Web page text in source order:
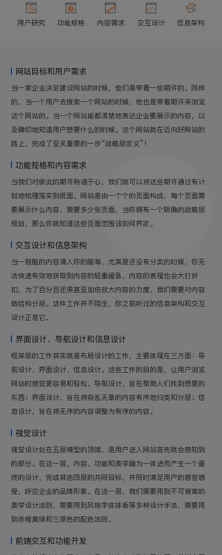
用户研究 功能规格 内容需求 交互设计 信息架构
网站目标和用户需求
当一家企业决定建设网站的时候，他们是带着一些期许的。同样
的，当一个用户去搜索一个网站的时候，他也是带着期许来浏览
这个网站的。当一个网站能都清楚地表达企业要展示的内容，以
及确切地知道用户想要什么的时候。这个网站就在迈向好网站的
路上，完成了至关重要的一步“战略层定义”！
功能规格和内容需求
当我们对彼此的期许熟谙于心，我们就可以将这些期许通过有计
划地梳理落实到纸面。网站是由一个个的页面构成，每个页面需
要展示什么内容，需要多少张页面，当你拥有一个明确的战略层
规划，那么你就知道这些页面范围该如何界定。
交互设计和信息架构
当一股脑的内容涌入你的脑海，尤其是还没有分类的时候，你无
法快速有效地获取到内容的轻重缓急，内容的表现也会大打折
扣，为了百分百还原甚至加倍放大内容的力度，我们需要对内容
做结构分层。这件工作并不陌生，你之前听过的信息架构和交互
设计正是它。
界面设计、导航设计和信息设计
框架层的工作其实就是布局设计的工作，主要体现在三方面：导
航设计、界面设计、信息设计。这些工作的目的是，让用户浏览
网站时感觉更容易和轻松。导航设计，旨在帮助人们找到想要的
东西；界面设计，旨在将杂乱无章的内容有序地归类和分层；信
息设计，旨在将无序的内容调整为有序的内容。
视觉设计
视觉设计处在五层模型的顶端，是用户进入网站首先就会感知到
的部分。在这一层，内容、功能和美学融为一体进而产生一个最
终的设计，完成其他四层的共同目标，并同时满足用户的感官感
受，呼应企业的品牌形象。在这一层，我们需要用到不可背离的
美学设计法则，需要用到风格字体排版等多种设计手法，需要用
到赤橙黄绿和三原色的配色法则。
前端交互和功能开发